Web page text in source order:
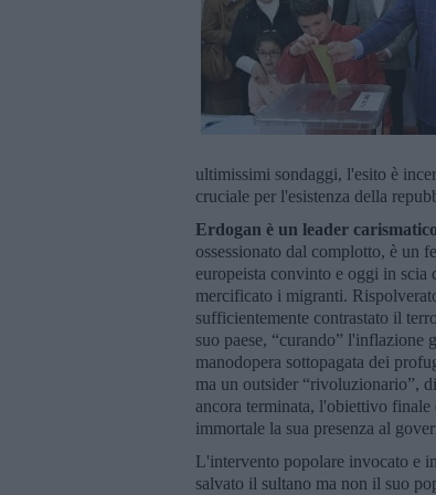
ultimissimi sondaggi, l'esito è
cruciale per l'esistenza della
Erdogan è un leader carismatico
ossessionato dal complotto, è un
europeista convinto e oggi in
mercificato i migranti.
sufficientemente contrastato il
suo paese, “curando” l'inflazione
manodopera sottopagata dei
ma un outsider “rivoluzionario”,
ancora terminata, l'obiettivo
immortale la sua presenza al
L'intervento popolare invocato e
salvato il sultano ma non il suo